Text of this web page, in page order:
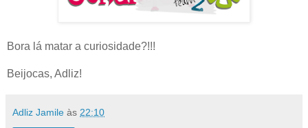
Bora lá matar a curiosidade?!!!
Beijocas, Adliz!
Adliz Jamile às 22:10